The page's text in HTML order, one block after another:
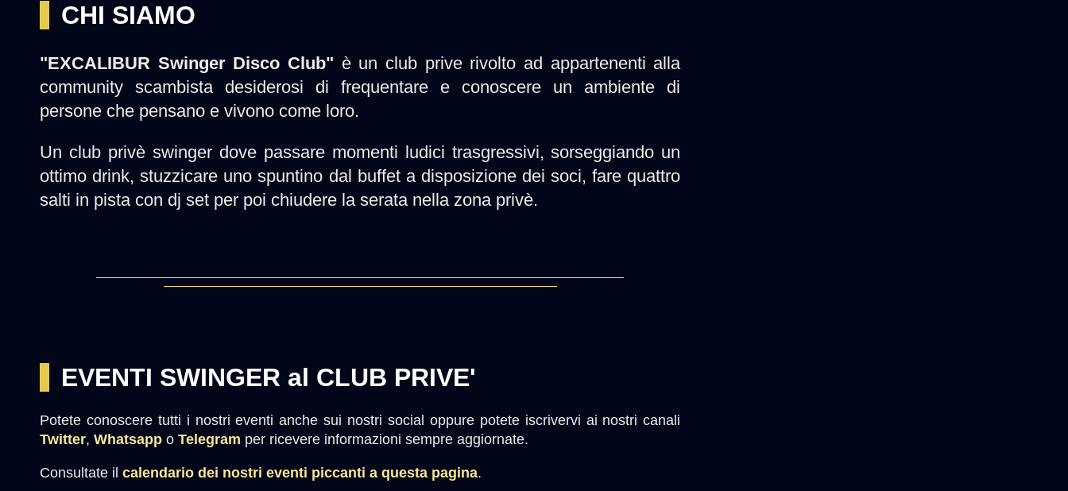
CHI SIAMO
"EXCALIBUR Swinger Disco Club" è un club prive rivolto ad appartenenti alla
community scambista desiderosi di frequentare e conoscere un ambiente di
persone che pensano e vivono come loro.
Un club privè swinger dove passare momenti ludici trasgressivi, sorseggiando un
ottimo drink, stuzzicare uno spuntino dal buffet a disposizione dei soci, fare quattro
salti in pista con dj set per poi chiudere la serata nella zona privè.
EVENTI SWINGER al CLUB PRIVE'
Potete conoscere tutti i nostri eventi anche sui nostri social oppure potete iscrivervi ai nostri canali
Twitter, Whatsapp o Telegram per ricevere informazioni sempre aggiornate.
Consultate il calendario dei nostri eventi piccanti a questa pagina.